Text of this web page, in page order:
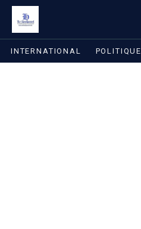
INTERNATIONAL POLITIQUE